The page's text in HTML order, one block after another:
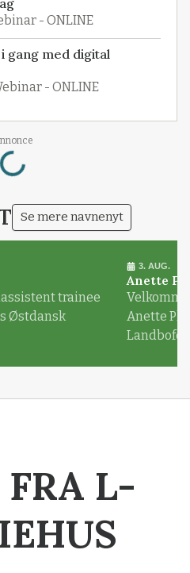
- ONLINE
gang med digital
- ONLINE
Loading...
Se mere navnenyt
trainee
Østdansk
3. AUG.
Anette
Anette
FRA L-